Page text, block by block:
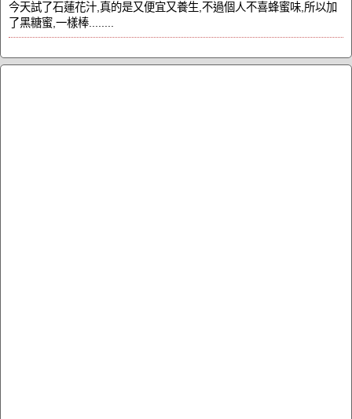
今天試了石蓮花汁,真的是又便宜又養生,不過個人不喜蜂蜜味,所以加
了黑糖蜜,一樣棒........